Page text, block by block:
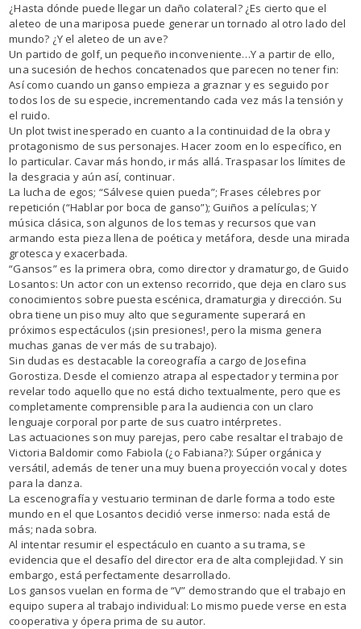
¿Hasta dónde puede llegar un daño colateral? ¿Es cierto que el
aleteo de una mariposa puede generar un tornado al otro lado del
mundo? ¿Y el aleteo de un ave?
Un partido de golf, un pequeño inconveniente…Y a partir de ello,
una sucesión de hechos concatenados que parecen no tener fin:
Así como cuando un ganso empieza a graznar y es seguido por
todos los de su especie, incrementando cada vez más la tensión y
el ruido.
Un plot twist inesperado en cuanto a la continuidad de la obra y
protagonismo de sus personajes. Hacer zoom en lo específico, en
lo particular. Cavar más hondo, ir más allá. Traspasar los límites de
la desgracia y aún así, continuar.
La lucha de egos; “Sálvese quien pueda”; Frases célebres por
repetición (“Hablar por boca de ganso”); Guiños a películas; Y
música clásica, son algunos de los temas y recursos que van
armando esta pieza llena de poética y metáfora, desde una mirada
grotesca y exacerbada.
“Gansos” es la primera obra, como director y dramaturgo, de Guido
Losantos: Un actor con un extenso recorrido, que deja en claro sus
conocimientos sobre puesta escénica, dramaturgia y dirección. Su
obra tiene un piso muy alto que seguramente superará en
próximos espectáculos (¡sin presiones!, pero la misma genera
muchas ganas de ver más de su trabajo).
Sin dudas es destacable la coreografía a cargo de Josefina
Gorostiza. Desde el comienzo atrapa al espectador y termina por
revelar todo aquello que no está dicho textualmente, pero que es
completamente comprensible para la audiencia con un claro
lenguaje corporal por parte de sus cuatro intérpretes.
Las actuaciones son muy parejas, pero cabe resaltar el trabajo de
Victoria Baldomir como Fabiola (¿o Fabiana?): Súper orgánica y
versátil, además de tener una muy buena proyección vocal y dotes
para la danza.
La escenografía y vestuario terminan de darle forma a todo este
mundo en el que Losantos decidió verse inmerso: nada está de
más; nada sobra.
Al intentar resumir el espectáculo en cuanto a su trama, se
evidencia que el desafío del director era de alta complejidad. Y sin
embargo, está perfectamente desarrollado.
Los gansos vuelan en forma de “V” demostrando que el trabajo en
equipo supera al trabajo individual: Lo mismo puede verse en esta
cooperativa y ópera prima de su autor.